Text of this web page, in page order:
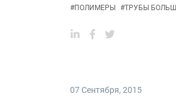
#ПОЛИМЕРЫ #ТРУБЫ
07 Сентября, 2015